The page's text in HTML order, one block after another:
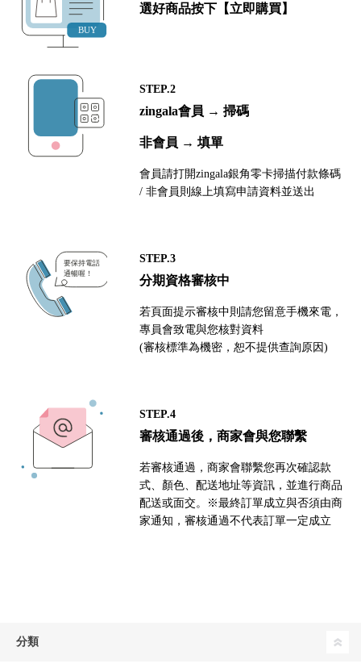
選好商品按下【立即購買】
STEP.2
zingala會員 → 掃碼
非會員 → 填單
會員請打開zingala銀角零卡掃描付款條碼
/ 非會員則線上填寫申請資料並送出
STEP.3
分期資格審核中
若頁面提示審核中則請您留意手機來電，
專員會致電與您核對資料
(審核標準為機密，恕不提供查詢原因)
STEP.4
審核通過後，商家會與您聯繫
若審核通過，商家會聯繫您再次確認款
式、顏色、配送地址等資訊，並進行商品
配送或面交。※最終訂單成立與否須由商
家通知，審核通過不代表訂單一定成立
分類